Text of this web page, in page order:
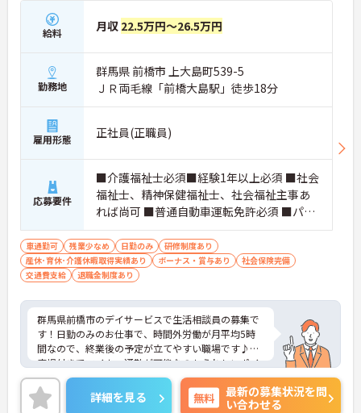
す。
・年間休日114日、残業月平均10時間程度という就
業環境に加え、産前産後休暇や育児休暇制度がしっ
かりと整備されています。オンとオフの切り替えを
明確にし、心身ともに充実した状態で長くご活躍い
ただけます。
・グループホーム一棟あたりの入居者様20名定員を
常時2～4名のスタッフで支援、国基準を上回る人員
配置や夜間複数名体制が敷かれているため、業務に
ご自身の理想とする福祉を実践できる環境が整って
います。
給料 月収 22.5万円～26.5万円
勤務地
群馬県 前橋市 上大島町539-5
ＪＲ両毛線「前橋大島駅」徒歩18分
雇用形態 正社員(正職員)
応募要件
■介護福祉士必須■経験1年以上必須 ■社会
福祉士、精神保健福祉士、社会福祉主事あ
れば尚可 ■普通自動車運転免許必須 ■パソ
コンでの簡単なテキスト入力できれば尚可
車通勤可 残業少なめ 日勤のみ
研修制度あり
産休･育休･介護休暇取得実績あり
ボーナス・賞与あり
社会保険完備
交通費支給
退職金制度あり
群馬県前橋市のデイサービスで生活相談員の募集で
す！日勤のみのお仕事で、時間外労働が月平均5時
間なので、終業後の予定が立てやすい職場です♪駐
車場付きでマイカー通勤が可能なのもうれしいポイ
ント♪ご興味のある方は、面接ポイントをお伝えし
ますので、お気軽にご連絡ください。
詳細を見る 無料
最新の募集状況を問
い合わせる